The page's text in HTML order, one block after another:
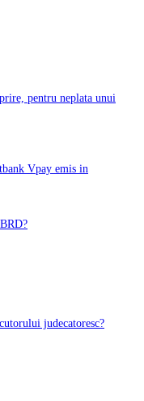
pentru neplata unui
Vpay emis in
judecatoresc?